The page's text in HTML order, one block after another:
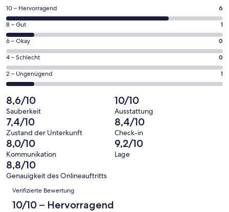
einem
neuen
Fenster
geöffnet
6
von
insgesamt
8
Gästebewertungen
haben
eine
Bewertung
von
10
-
Hervorragend
10 – Hervorragend 6
1
von
insgesamt
8
Gästebewertungen
haben
Bewertung
von
8
-
Gut
8 – Gut 1
0
von
insgesamt
8
Gästebewertungen
haben
eine
Bewertung
von
6
-
Okay
6 – Okay 0
0
von
insgesamt
Gästebewertungen
haben
eine
Bewertung
von
4
-
Schlecht
4 – Schlecht 0
1
von
insgesamt
8
Gästebewertungen
haben
eine
Bewertung
von
2
Ungenügend
2 – Ungenügend 1
8,6/10
Sauberkeit
10/10
Ausstattung
7,4/10
Zustand der Unterkunft
8,4/10
Check-in
8,0/10
Kommunikation
9,2/10
Lage
8,8/10
Genauigkeit des Onlineauftritts
Bewertungen
Verifizierte Bewertung
10/10 – Hervorragend